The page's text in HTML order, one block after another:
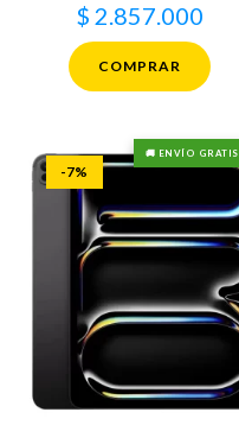
$ 2.857.000
COMPRAR
🚚 ENVÍO GRATIS
-7%